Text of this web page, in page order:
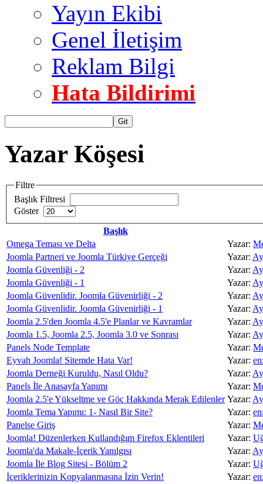
Yayın Ekibi
Genel İletişim
Reklam Bilgi
Hata Bildirimi
Git
Yazar Köşesi
Filtre
Başlık Filtresi
Göster
Başlık
Omega Teması ve Delta
Yazar:
Joomla Partneri ve Joomla Türkiye Gerçeği
Yazar:
Joomla Güvenliği - 2
Yazar:
Joomla Güvenliği - 1
Yazar:
Joomla Güvenlidir. Joomla Güvenirliği - 2
Yazar:
Joomla Güvenlidir. Joomla Güvenirliği - 1
Yazar:
Joomla 2.5'den Joomla 4.5'e Planlar ve Kavramlar
Yazar:
Joomla 1.5, Joomla 2.5, Joomla 3.0 ve Sonrası
Yazar:
Panels Node Template
Yazar:
Eyvah Joomla! Sitemde Hata Var!
Yazar:
Joomla Derneği Kuruldu, Nasıl Oldu?
Yazar:
Panels İle Anasayfa Yapımı
Yazar:
Joomla 2.5'e Yükseltme ve Göç Hakkında Merak Edilenler Yazar:
Joomla Tema Yapımı: 1- Nasıl Bir Site?
Yazar:
Panelse Giriş
Yazar:
Joomla! Düzenlerken Kullandığım Firefox Eklentileri
Yazar:
Joomla'da Makale-İçerik Yanılgısı
Yazar:
Joomla İle Blog Sitesi - Bölüm 2
Yazar:
İçeriklerinizin Kopyalanmasına İzin Verin!
Yazar: